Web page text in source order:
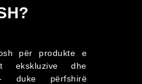
për produkte e
ekskluzive dhe
duke përfshirë